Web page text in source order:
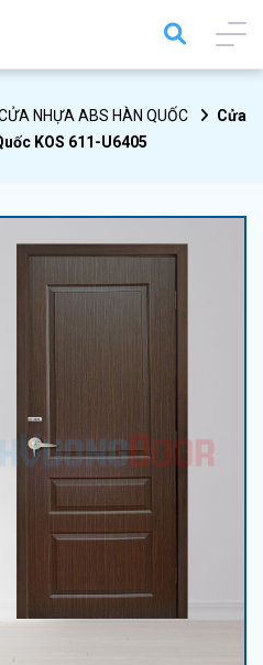
NHỰA ABS HÀN QUỐC
Cửa
KOS 611-U6405